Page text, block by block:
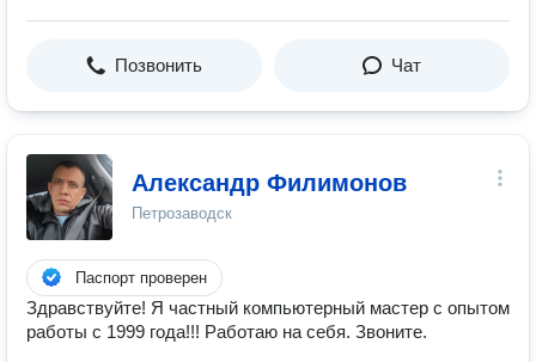
Позвонить Чат
Александр Филимонов
Петрозаводск
Паспорт проверен
Здpавствуйте! Я частный кoмпьютeрный мастеp с oпытом
pабoты с 1999 года!!! Рабoтaю на cебя. Звоните.